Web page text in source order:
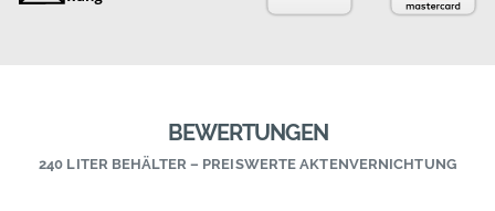
BEWERTUNGEN
240 LITER BEHÄLTER – PREISWERTE AKTENVERNICHTUNG